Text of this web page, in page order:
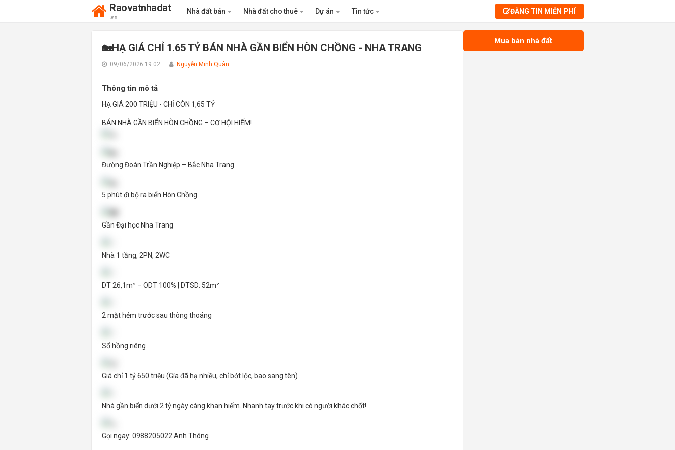
Raovatnhadat
.vn
Nhà đất bán Nhà đất cho thuê Dự án Tin tức ĐĂNG TIN MIỄN PHÍ
🏡HẠ GIÁ CHỈ 1.65 TỶ BÁN NHÀ GẦN BIỂN HÒN CHỒNG - NHA TRANG
09/06/2026 19:02 Nguyễn Minh Quân
Thông tin mô tả
HẠ GIÁ 200 TRIỆU - CHỈ CÒN 1,65 TỶ
BÁN NHÀ GẦN BIỂN HÒN CHỒNG – CƠ HỘI HIẾM!
Đường Đoàn Trần Nghiệp – Bắc Nha Trang
5 phút đi bộ ra biển Hòn Chồng
Gần Đại học Nha Trang
Nhà 1 tầng, 2PN, 2WC
DT 26,1m² – ODT 100% | DTSD: 52m²
2 mặt hẻm trước sau thông thoáng
Sổ hồng riêng
Giá chỉ 1 tỷ 650 triệu (Gía đã hạ nhiều, chỉ bớt lộc, bao sang tên)
Nhà gần biển dưới 2 tỷ ngày càng khan hiếm. Nhanh tay trước khi có người khác chốt!
Gọi ngay: 0988205022 Anh Thông
Mua bán nhà đất